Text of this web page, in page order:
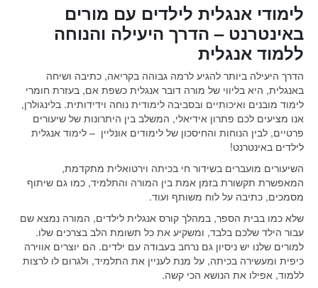
לימודי אנגלית לילדים עם מורים
באינטרנט – הדרך היעילה והנוחה
ללמוד אנגלית
הדרך היעילה ביותר להגיע לרמה גבוהה בקריאה, כתיבה ושיחה
באנגלית, היא בליווי של מורה דובר אנגלית כשפת אם, בעזרת חומרי
לימוד מובנים ואיכותיים ובסביבה לימודית נוחה וידידותית. בלינגולרן,
אנו מציעים לכם פתרון אידיאלי, המשלב בין היתרונות של שיעורים
פרטיים, לבין הנוחות והחיסכון של לימודים אונליין – לימוד אנגלית
לילדים באינטרנט!
השיעורים מועברים בשידור חי בכיתה וירטואלית מתקדמת,
המאפשרת תקשורת בזמן אמת בין המורה והתלמיד, כמו גם שיתוף
מסמכים, כתיבה על לוח משותף ועוד.
שלא כמו בבית הספר, במהלך קורס אנגלית לילדים, המורה נמצא שם
עבור הילד שלכם בלבד, ומשקיע את כל תשומת הלב בצרכים שלו.
למורים שלנו יש ניסיון גם נרחב בעבודה עם ילדים. הם יוצרים אווירה
כיפית ומעשירה בכיתה, על מנת לעניין את התלמיד, ולגרום לו לרצות
ללמוד, אפילו את הנושא הכי קשה.